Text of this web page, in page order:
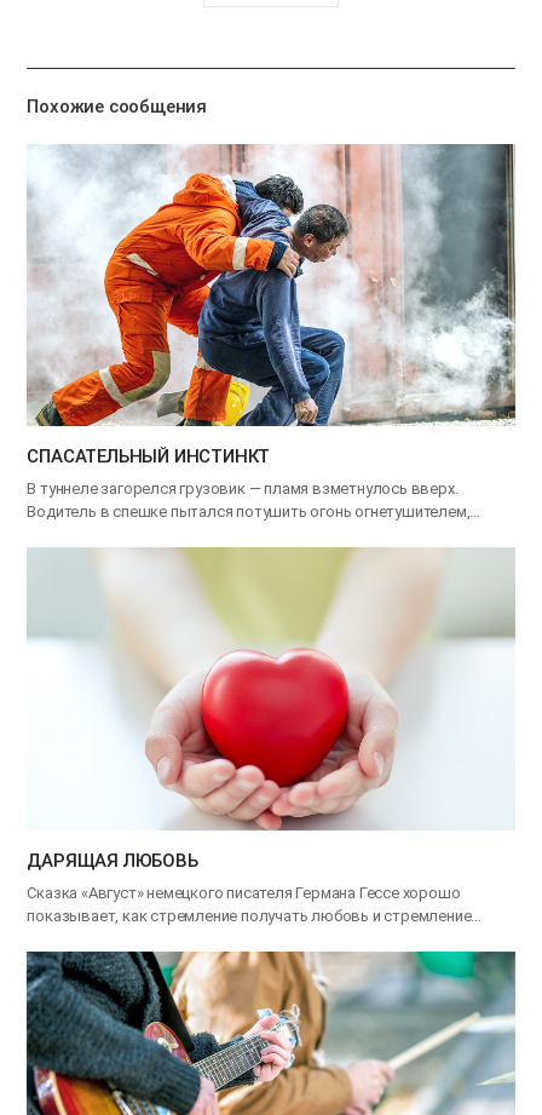
기
Похожие сообщения
СПАСАТЕЛЬНЫЙ ИНСТИНКТ
В туннеле загорелся грузовик — пламя взметнулось вверх.
Водитель в спешке пытался потушить огонь огнетушителем,…
ДАРЯЩАЯ ЛЮБОВЬ
Сказка «Август» немецкого писателя Германа Гессе хорошо
показывает, как стремление получать любовь и стремление